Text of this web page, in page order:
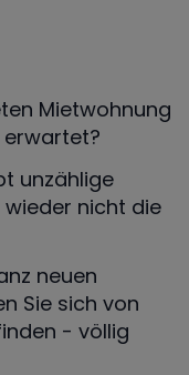
Mietwohnung
unzählige
nicht die
neuen
Sie sich von
- völlig